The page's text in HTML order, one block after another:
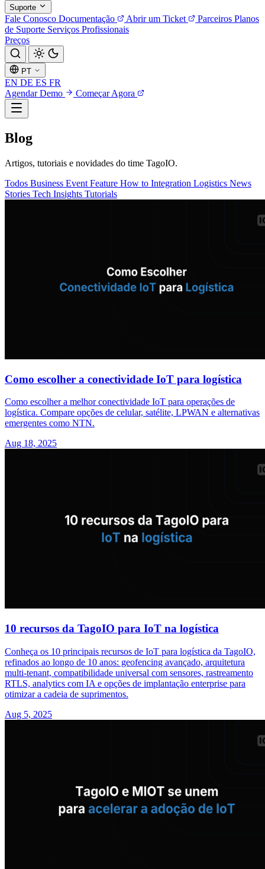
Suporte
Fale Conosco Documentação Abrir um Ticket Parceiros Planos
de Suporte Serviços Profissionais
Preços
PT
EN DE ES FR
Agendar Demo
Começar Agora
Blog
Artigos, tutoriais e novidades do time TagoIO.
Todos Business Event Feature How to Integration Logistics News
Stories Tech Insights Tutorials
Como escolher a conectividade IoT para logística
Como escolher a melhor conectividade IoT para operações de
logística. Compare opções de celular, satélite, LPWAN e alternativas
emergentes como NTN.
Aug 18, 2025
10 recursos da TagoIO para IoT na logística
Conheça os 10 principais recursos de IoT para logística da TagoIO,
refinados ao longo de 10 anos: geofencing avançado, arquitetura
multi-tenant, compatibilidade universal com sensores, rastreamento
RTLS, analytics com IA e opções de implantação enterprise para
otimizar a cadeia de suprimentos.
Aug 5, 2025